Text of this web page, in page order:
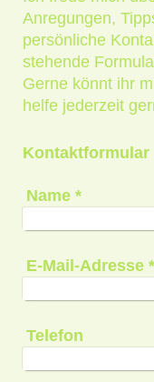
Anregungen,
persönliche
stehende
Gerne könnt ihr
helfe jederzeit
Kontaktformular
Name*
E-Mail-Adresse*
Telefon